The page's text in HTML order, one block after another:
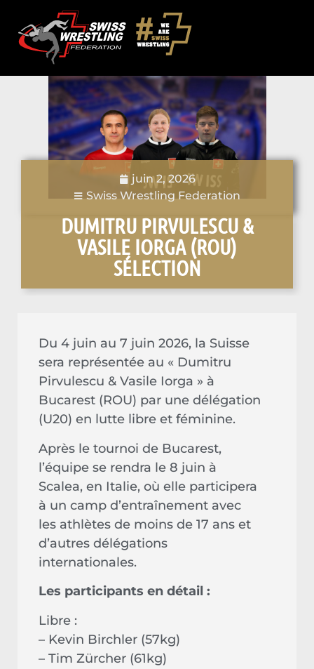
juin 2, 2026
Swiss Wrestling Federation
DUMITRU PIRVULESCU &
VASILE IORGA (ROU)
SÉLECTION
Du 4 juin au 7 juin 2026, la Suisse
sera représentée au « Dumitru
Pirvulescu & Vasile Iorga » à
Bucarest (ROU) par une délégation
(U20) en lutte libre et féminine.
Après le tournoi de Bucarest,
l’équipe se rendra le 8 juin à
Scalea, en Italie, où elle participera
à un camp d’entraînement avec
les athlètes de moins de 17 ans et
d’autres délégations
internationales.
Les participants en détail :
Libre :
– Kevin Birchler (57kg)
– Tim Zürcher (61kg)